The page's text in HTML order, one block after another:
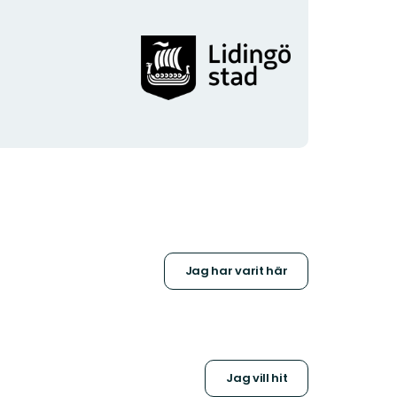
Organisationens
logotyp
Jag har varit här
Jag vill hit